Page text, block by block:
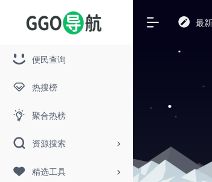
便民查询
热搜榜
聚合热榜
资源搜索
精选工具
最